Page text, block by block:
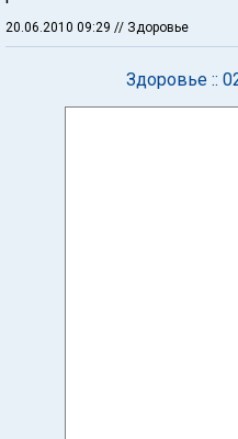
20.06.2010 09:29 // Здоровье
Здоровье ::